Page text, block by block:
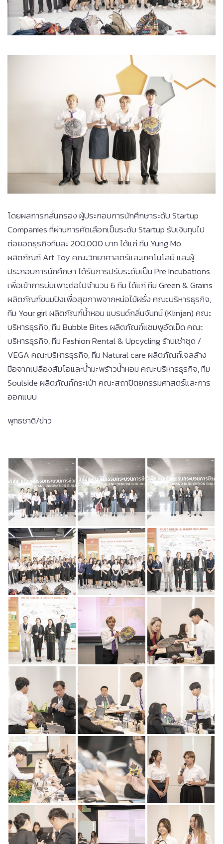
โดยผลการกลั่นกรอง ผู้ประกอบการนักศึกษาระดับ Startup
Companies ที่ผ่านการคัดเลือกเป็นระดับ Startup รับเงินทุนไป
ต่อยอดธุรกิจทีมละ 200,000 บาท ได้แก่ ทีม Yung Mo
ผลิตภัณฑ์ Art Toy คณะวิทยาศาสตร์และเทคโนโลยี และผู้
ประกอบการนักศึกษา ได้รับการปรับระดับเป็น Pre Incubations
เพื่อเข้าการบ่มเพาะต่อไปจำนวน 6 ทีม ได้แก่ ทีม Green & Grains
ผลิตภัณฑ์ขนมปังเพื่อสุขภาพจากหน่อไม้ฝรั่ง คณะบริหารธุรกิจ,
ทีม Your girl ผลิตภัณฑ์น้ำหอม แบรนด์กลิ่นจันทน์ (Klinjan) คณะ
บริหารธุรกิจ, ทีม Bubble Bites ผลิตภัณฑ์แชมพูอัดเม็ด คณะ
บริหารธุรกิจ, ทีม Fashion Rental & Upcycling ร้านเช่าชุด /
VEGA คณะบริหารธุรกิจ, ทีม Natural care ผลิตภัณฑ์เจลล้าง
มือจากเปลืองส้มโอและน้ำมะพร้าวน้ำหอม คณะบริหารธุรกิจ, ทีม
Soulside ผลิตภัณฑ์กระเป๋า คณะสถาปัตยกรรมศาสตร์และการ
ออกแบบ
พุทธชาติ/ข่าว